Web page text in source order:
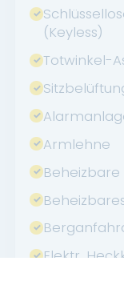
(Keyless)
Totwinkel-
Armlehne
Elektr.